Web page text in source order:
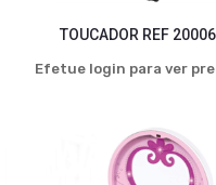
TOUCADOR REF 20006
Efetue login para ver